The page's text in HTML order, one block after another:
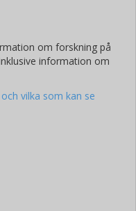
om forskning på
information om
vilka som kan se